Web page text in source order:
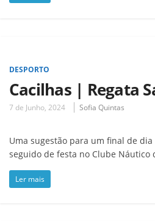
DESPORTO
Cacilhas | Regata
7 de Junho, 2024 Sofia Quintas
Uma sugestão para um final de
seguido de festa no Clube Náutico
Ler mais